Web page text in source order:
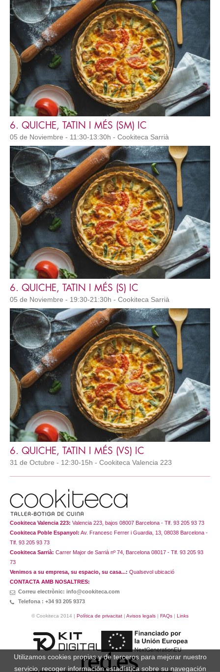
Utilizamos cookies propias y de terceros para mejorar nuestro
servicio, recoger información estadística sobre su navegación
6. QUICHE, TATIN I MÉS (SM) IC
05 de Noviembre - 11:30-13:30h - Cookiteca Sarrià
6. QUICHE, TATIN I MÉS (S) IC
05 de Noviembre - 19:30-21:30h - Cookiteca Sarrià
6. QUICHE, TATIN I MÉS (VS) IC
31 de Octubre - 12:30-15h - Cookiteca Valencia 223
Cookiteca Valencia 223: Valencia 223, bajos 08007 Barcelona - Tlf. 93 205 93 73
Cookiteca Poble Espanyol: Av. Francesc Ferrer i Guardia, 13, 08038 Barcelona -
Tlf. 93 205 93 73
Cookiteca Sarrià: Carrer Major de Sarrià nº 74, Barcelona 08017 - Tlf. 93 205 93
73
Venimos a su empresa, su espacio, su casa...: Qualsevol ubicació
CONTACTA AMB NOSALTRES:
Correu electrònic: info@cookiteca.com
Telefona : +34 93 205 9373
© Cookiteca 2014 | Política de privacitat | Avisos legals | FAQs | Links